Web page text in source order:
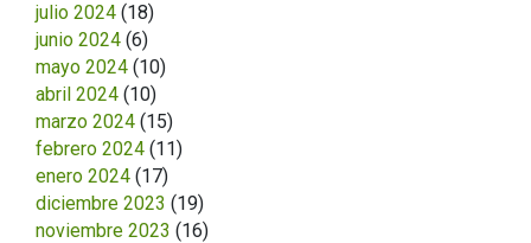
julio 2024 (18)
junio 2024 (6)
mayo 2024 (10)
abril 2024 (10)
marzo 2024 (15)
febrero 2024 (11)
enero 2024 (17)
diciembre 2023 (19)
noviembre 2023 (16)